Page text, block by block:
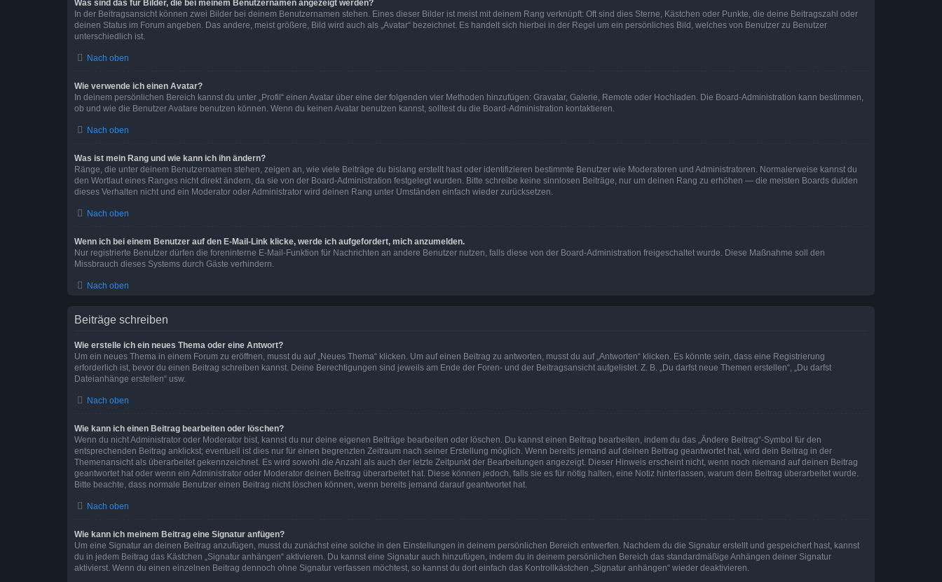
Was sind das für Bilder, die bei meinem Benutzernamen angezeigt werden?
In der Beitragsansicht können zwei Bilder bei deinem Benutzernamen stehen. Eines dieser Bilder ist meist mit deinem Rang verknüpft: Oft sind dies Sterne, Kästchen oder Punkte, die deine Beitragszahl oder
deinen Status im Forum angeben. Das andere, meist größere, Bild wird auch als „Avatar“ bezeichnet. Es handelt sich hierbei in der Regel um ein persönliches Bild, welches von Benutzer zu Benutzer
unterschiedlich ist.
Nach oben
Wie verwende ich einen Avatar?
In deinem persönlichen Bereich kannst du unter „Profil“ einen Avatar über eine der folgenden vier Methoden hinzufügen: Gravatar, Galerie, Remote oder Hochladen. Die Board-Administration kann bestimmen,
ob und wie die Benutzer Avatare benutzen können. Wenn du keinen Avatar benutzen kannst, solltest du die Board-Administration kontaktieren.
Nach oben
Was ist mein Rang und wie kann ich ihn ändern?
Ränge, die unter deinem Benutzernamen stehen, zeigen an, wie viele Beiträge du bislang erstellt hast oder identifizieren bestimmte Benutzer wie Moderatoren und Administratoren. Normalerweise kannst du
den Wortlaut eines Ranges nicht direkt ändern, da sie von der Board-Administration festgelegt wurden. Bitte schreibe keine sinnlosen Beiträge, nur um deinen Rang zu erhöhen — die meisten Boards dulden
dieses Verhalten nicht und ein Moderator oder Administrator wird deinen Rang unter Umständen einfach wieder zurücksetzen.
Nach oben
Wenn ich bei einem Benutzer auf den E-Mail-Link klicke, werde ich aufgefordert, mich anzumelden.
Nur registrierte Benutzer dürfen die foreninterne E-Mail-Funktion für Nachrichten an andere Benutzer nutzen, falls diese von der Board-Administration freigeschaltet wurde. Diese Maßnahme soll den
Missbrauch dieses Systems durch Gäste verhindern.
Nach oben
Beiträge schreiben
Wie erstelle ich ein neues Thema oder eine Antwort?
Um ein neues Thema in einem Forum zu eröffnen, musst du auf „Neues Thema“ klicken. Um auf einen Beitrag zu antworten, musst du auf „Antworten“ klicken. Es könnte sein, dass eine Registrierung
erforderlich ist, bevor du einen Beitrag schreiben kannst. Deine Berechtigungen sind jeweils am Ende der Foren- und der Beitragsansicht aufgelistet. Z. B. „Du darfst neue Themen erstellen“, „Du darfst
Dateianhänge erstellen“ usw.
Nach oben
Wie kann ich einen Beitrag bearbeiten oder löschen?
Wenn du nicht Administrator oder Moderator bist, kannst du nur deine eigenen Beiträge bearbeiten oder löschen. Du kannst einen Beitrag bearbeiten, indem du das „Ändere Beitrag“-Symbol für den
entsprechenden Beitrag anklickst; eventuell ist dies nur für einen begrenzten Zeitraum nach seiner Erstellung möglich. Wenn bereits jemand auf deinen Beitrag geantwortet hat, wird dein Beitrag in der
Themenansicht als überarbeitet gekennzeichnet. Es wird sowohl die Anzahl als auch der letzte Zeitpunkt der Bearbeitungen angezeigt. Dieser Hinweis erscheint nicht, wenn noch niemand auf deinen Beitrag
geantwortet hat oder wenn ein Administrator oder Moderator deinen Beitrag überarbeitet hat. Diese können jedoch, falls sie es für nötig halten, eine Notiz hinterlassen, warum dein Beitrag überarbeitet wurde.
Bitte beachte, dass normale Benutzer einen Beitrag nicht löschen können, wenn bereits jemand darauf geantwortet hat.
Nach oben
Wie kann ich meinem Beitrag eine Signatur anfügen?
Um eine Signatur an deinen Beitrag anzufügen, musst du zunächst eine solche in den Einstellungen in deinem persönlichen Bereich entwerfen. Nachdem du die Signatur erstellt und gespeichert hast, kannst
du in jedem Beitrag das Kästchen „Signatur anhängen“ aktivieren. Du kannst eine Signatur auch hinzufügen, indem du in deinem persönlichen Bereich das standardmäßige Anhängen deiner Signatur
aktivierst. Wenn du einen einzelnen Beitrag dennoch ohne Signatur verfassen möchtest, so kannst du dort einfach das Kontrollkästchen „Signatur anhängen“ wieder deaktivieren.